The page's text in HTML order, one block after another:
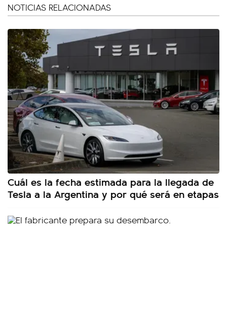
NOTICIAS RELACIONADAS
Cuál es la fecha estimada para la llegada de
Tesla a la Argentina y por qué será en etapas